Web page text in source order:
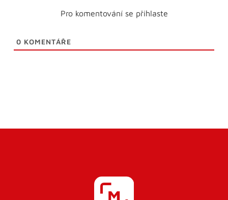
Pro komentování se přihlaste
0 KOMENTÁŘE